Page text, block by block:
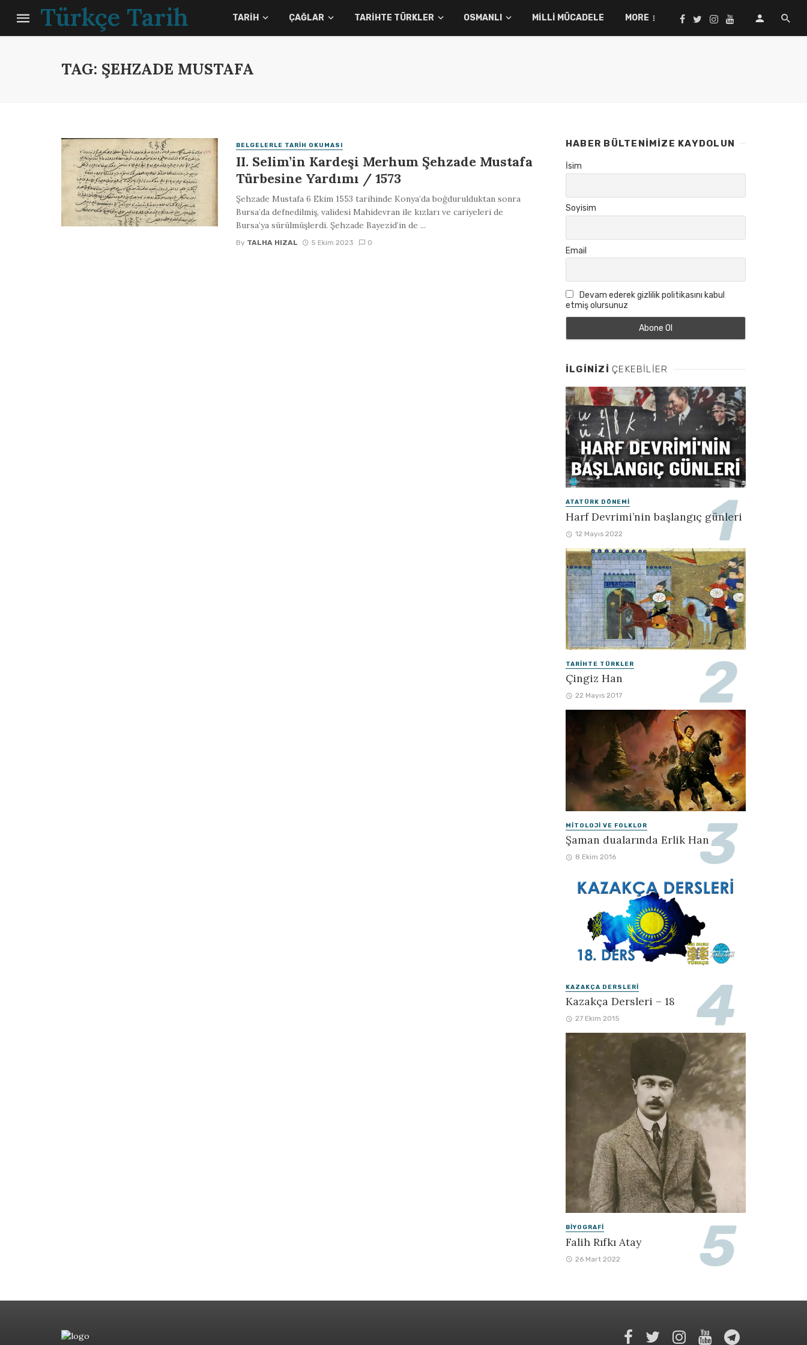
Türkçe Tarih TARIH ÇAĞLAR TARIHTE TÜRKLER OSMANLI MILLI MÜCADELE MORE
TAG: ŞEHZADE MUSTAFA
BELGELERLE TARIH OKUMASI
II. Selim’in Kardeşi Merhum Şehzade Mustafa
Türbesine Yardımı / 1573
Şehzade Mustafa 6 Ekim 1553 tarihinde Konya’da boğdurulduktan sonra
Bursa’da defnedilmiş, validesi Mahidevran ile kızları ve cariyeleri de
Bursa’ya sürülmüşlerdi. Şehzade Bayezid’in de ...
By TALHA HIZAL 5 Ekim 2023 0
HABER BÜLTENIMIZE KAYDOLUN
İsim
Soyisim
Email
Devam ederek gizlilik politikasını kabul
etmiş olursunuz
İLGINIZI ÇEKEBILIER
ATATÜRK DÖNEMI
Harf Devrimi’nin başlangıç günleri
12 Mayıs 2022
TARIHTE TÜRKLER
Çingiz Han
22 Mayıs 2017
MITOLOJI VE FOLKLOR
Şaman dualarında Erlik Han
8 Ekim 2016
KAZAKÇA DERSLERI
Kazakça Dersleri – 18
27 Ekim 2015
BIYOGRAFI
Falih Rıfkı Atay
26 Mart 2022